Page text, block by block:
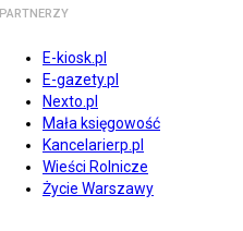
PARTNERZY
E-kiosk.pl
E-gazety.pl
Nexto.pl
Mała księgowość
Kancelarierp.pl
Wieści Rolnicze
Życie Warszawy